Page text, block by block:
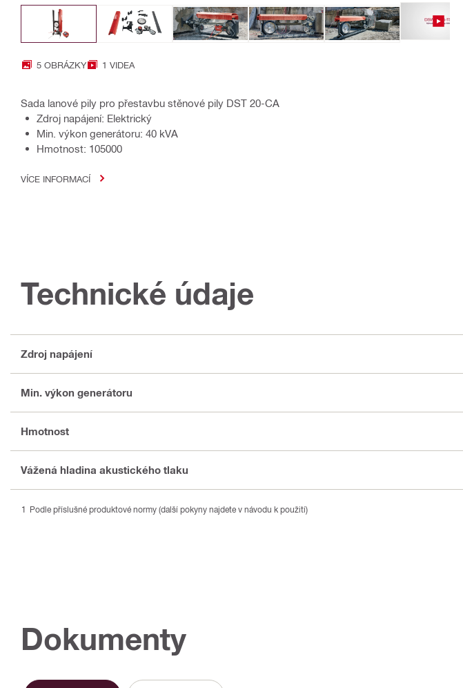
5 OBRÁZKY 1 VIDEA
Sada lanové pily pro přestavbu stěnové pily DST 20-CA
Zdroj napájení: Elektrický
Min. výkon generátoru: 40 kVA
Hmotnost: 105000
VÍCE INFORMACÍ
Technické údaje
Zdroj napájení
Min. výkon generátoru
Hmotnost
Vážená hladina akustického tlaku
Podle příslušné produktové normy (další pokyny najdete v návodu k použití)
Dokumenty